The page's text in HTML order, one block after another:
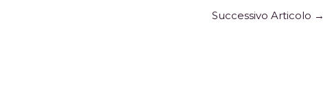
Successivo Articolo →